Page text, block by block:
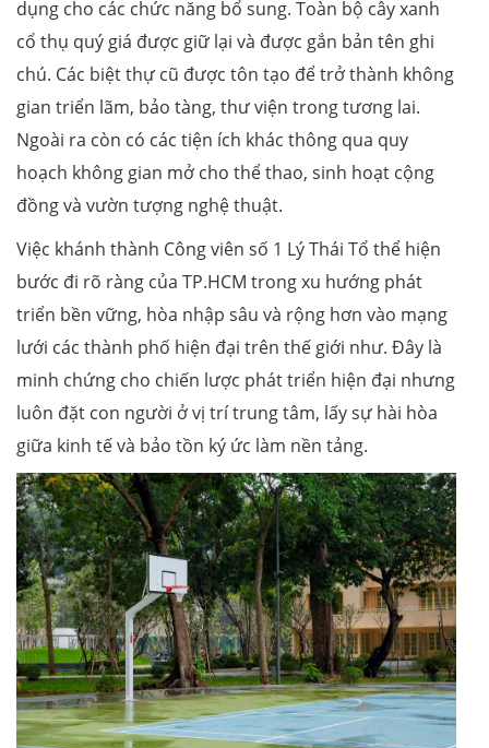
dụng cho các chức năng bổ sung. Toàn bộ cây xanh
cổ thụ quý giá được giữ lại và được gắn bản tên ghi
chú. Các biệt thự cũ được tôn tạo để trở thành không
gian triển lãm, bảo tàng, thư viện trong tương lai.
Ngoài ra còn có các tiện ích khác thông qua quy
hoạch không gian mở cho thể thao, sinh hoạt cộng
đồng và vườn tượng nghệ thuật.
Việc khánh thành Công viên số 1 Lý Thái Tổ thể hiện
bước đi rõ ràng của TP.HCM trong xu hướng phát
triển bền vững, hòa nhập sâu và rộng hơn vào mạng
lưới các thành phố hiện đại trên thế giới như. Đây là
minh chứng cho chiến lược phát triển hiện đại nhưng
luôn đặt con người ở vị trí trung tâm, lấy sự hài hòa
giữa kinh tế và bảo tồn ký ức làm nền tảng.